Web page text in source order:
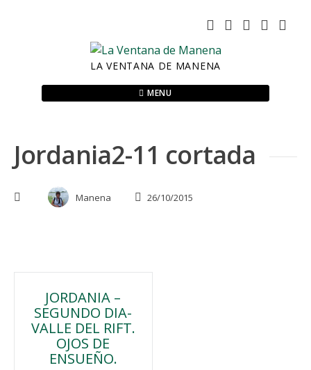
LA VENTANA DE MANENA
MENU
Jordania2-11 cortada
Manena 26/10/2015
Navegación
de
entradas
JORDANIA –
SEGUNDO DIA-
VALLE DEL RIFT.
OJOS DE
ENSUEÑO.